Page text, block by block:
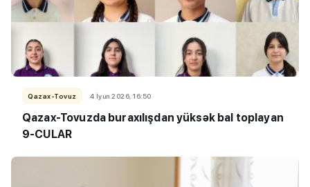
Qazax-Tovuz 4 İyun 2026, 16:50
Qazax-Tovuzda buraxılışdan yüksək bal toplayan
9-CULAR